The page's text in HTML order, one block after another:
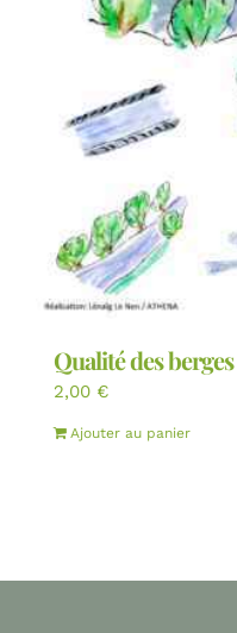
Qualité des berges
2,00 €
Ajouter au panier